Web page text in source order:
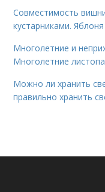
Совместимость
кустарниками. Яблоня
Многолетние и
Многолетние
Можно ли хранить
правильно хранить